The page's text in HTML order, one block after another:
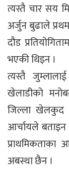
त्यस्तै चार सय
अर्जुन बुढाले
दौड
भएकी थिइन ।
त्यस्तै
खेलाडीको
जिल्ला खेलकुद
आर्चायले
अबस्था छैन ।